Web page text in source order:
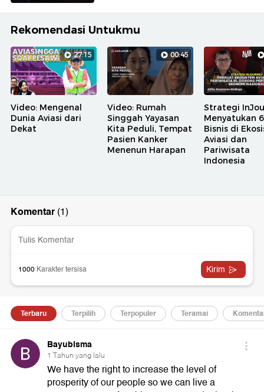
Rekomendasi Untukmu
27:15
Video: Mengenal
Dunia Aviasi dari
Dekat
00:45
Video: Rumah
Singgah Yayasan
Kita Peduli, Tempat
Pasien Kanker
Menenun Harapan
Strategi
Menyatukan
Bisnis di
Aviasi dan
Pariwisata
Indonesia